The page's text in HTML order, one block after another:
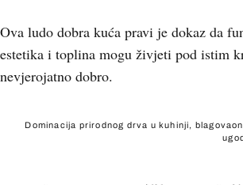
Ova ludo dobra kuća pravi je dokaz da
estetika i toplina mogu živjeti pod istim
nevjerojatno dobro.
Dominacija prirodnog drva u kuhinji,